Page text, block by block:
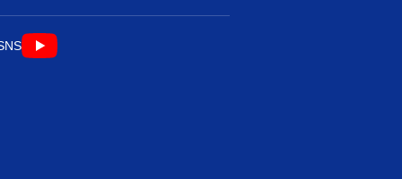
新規ウィンドウを開きます